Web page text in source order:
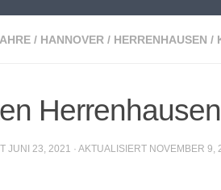
/ HANNOVER / HERRENHAUSEN /
JUNI 23, 2021 · AKTUALISIERT NOVEMBER 9,